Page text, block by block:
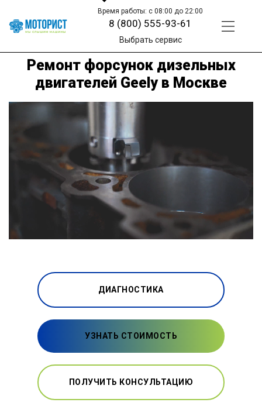
Время работы: с 08:00 до 22:00
8 (800) 555-93-61
Выбрать сервис
Ремонт форсунок дизельных
двигателей Geely в Москве
ДИАГНОСТИКА
УЗНАТЬ СТОИМОСТЬ
ПОЛУЧИТЬ КОНСУЛЬТАЦИЮ